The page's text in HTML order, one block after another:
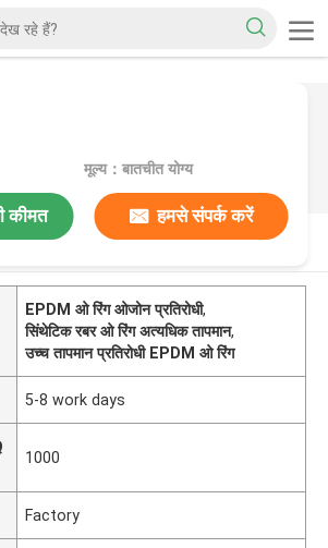
मूल्य：बातचीत योग्य
कीमत
हमसे संपर्क करें
EPDM ओ रिंग ओजोन प्रतिरोधी,
सिंथेटिक रबर ओ रिंग अत्यधिक तापमान,
उच्च तापमान प्रतिरोधी EPDM ओ रिंग
5-8 work days
1000
Factory